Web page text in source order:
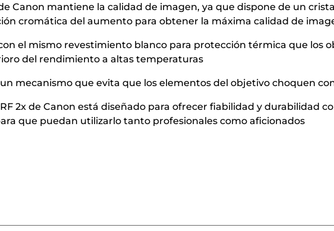
Canon mantiene la calidad de imagen, ya que dispone de un
cromática del aumento para obtener la máxima calidad de
el mismo revestimiento blanco para protección térmica que los
del rendimiento a altas temperaturas
mecanismo que evita que los elementos del objetivo choquen
2x de Canon está diseñado para ofrecer fiabilidad y durabilidad
que puedan utilizarlo tanto profesionales como aficionados